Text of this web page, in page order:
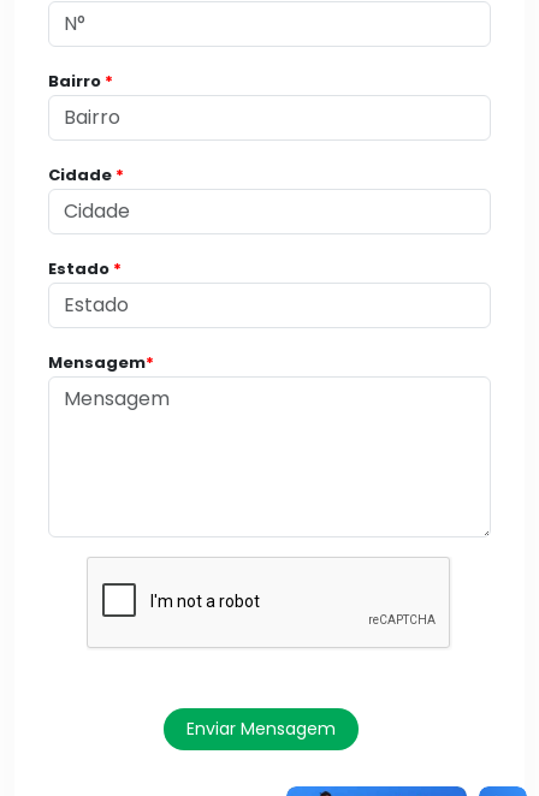
Bairro *
Cidade *
Estado *
Mensagem*
Enviar Mensagem